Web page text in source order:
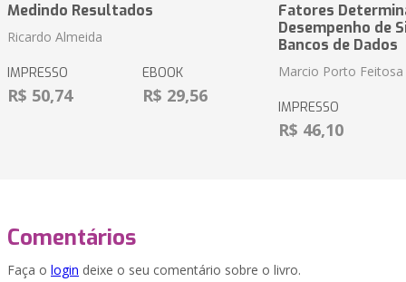
Medindo Resultados
Ricardo Almeida
IMPRESSO
R$ 50,74
EBOOK
R$ 29,56
Fatores
Desempenho de
Bancos de Dados
Marcio Porto Feitosa
IMPRESSO
R$ 46,10
Comentários
Faça o login deixe o seu comentário sobre o livro.